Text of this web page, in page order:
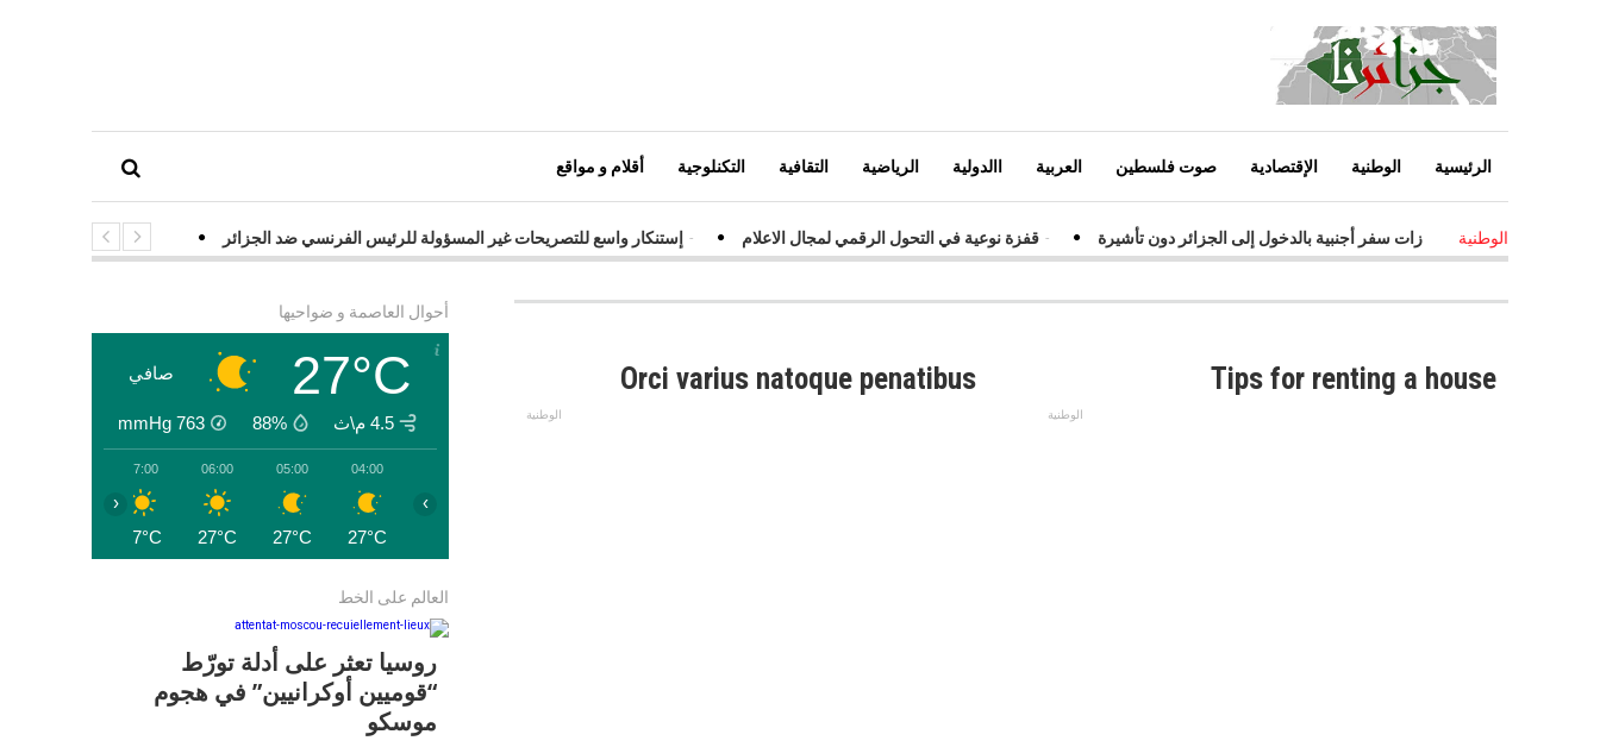
الرئيسية الوطنية الإقتصادية صوت فلسطين العربية االدولية الرياضية التقافية التكنلوجية أقلام و مواقع
الوطنية
الحاملين لجوازات سفر أجنبية بالدخول إلى الجزائر دون تأشيرة - قفزة نوعية في التحول الرقمي لمجال الاعلام - إستنكار واسع للتصريحات غير المسؤولة للرئيس الفرنسي ضد الجزائر - شبكات إجرامية تستهدف
Tips for renting a house
الوطنية
Orci varius natoque penatibus
الوطنية
أحوال العاصمة و ضواحيها
27°C صافي
4.5 م\ث 88%
763
mmHg
04:00
27°C
05:00
27°C
06:00
27°C
07:00
27°C
‹ ›
العالم على الخط
روسيا تعثر على أدلة تورّط
“قوميين أوكرانيين” في هجوم
موسكو